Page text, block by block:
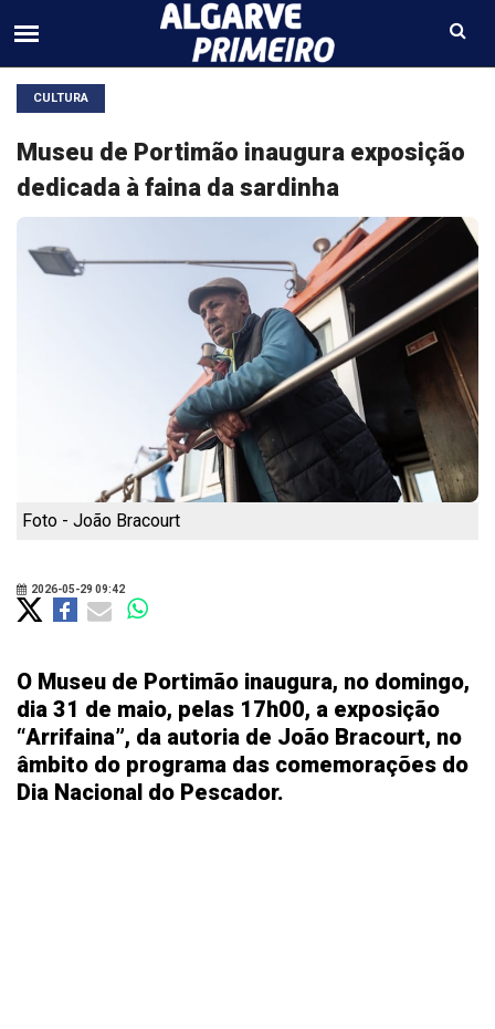
CULTURA
Museu de Portimão inaugura exposição
dedicada à faina da sardinha
Foto - João Bracourt
2026-05-29 09:42
O Museu de Portimão inaugura, no domingo,
dia 31 de maio, pelas 17h00, a exposição
“Arrifaina”, da autoria de João Bracourt, no
âmbito do programa das comemorações do
Dia Nacional do Pescador.